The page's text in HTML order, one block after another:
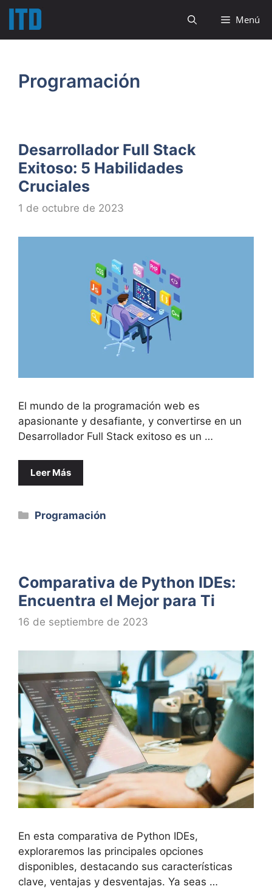
Saltar
contenido
Menú
Programación
Desarrollador Full Stack
Exitoso: 5 Habilidades
Cruciales
1 de octubre de 2023
El mundo de la programación web es
apasionante y desafiante, y convertirse en un
Desarrollador Full Stack exitoso es un …
Leer Más
Categorías
Programación
Comparativa de Python IDEs:
Encuentra el Mejor para Ti
16 de septiembre de 2023
En esta comparativa de Python IDEs,
exploraremos las principales opciones
disponibles, destacando sus características
clave, ventajas y desventajas. Ya seas …